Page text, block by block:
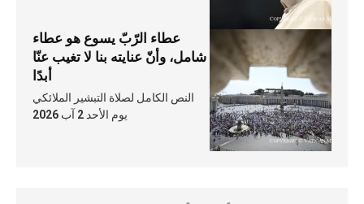
عطاء الرّبّ يسوع هو عطاء
شامل، وأنّ عنايته بنا لا تغيب عنّا
أبدًا
النص الكامل لصلاة التبشير الملائكي
يوم الأحد 2 آب 2026